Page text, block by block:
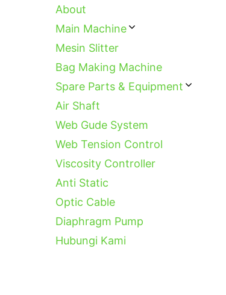
About
Main Machine
Mesin Slitter
Bag Making Machine
Spare Parts & Equipment
Air Shaft
Web Gude System
Web Tension Control
Viscosity Controller
Anti Static
Optic Cable
Diaphragm Pump
Hubungi Kami